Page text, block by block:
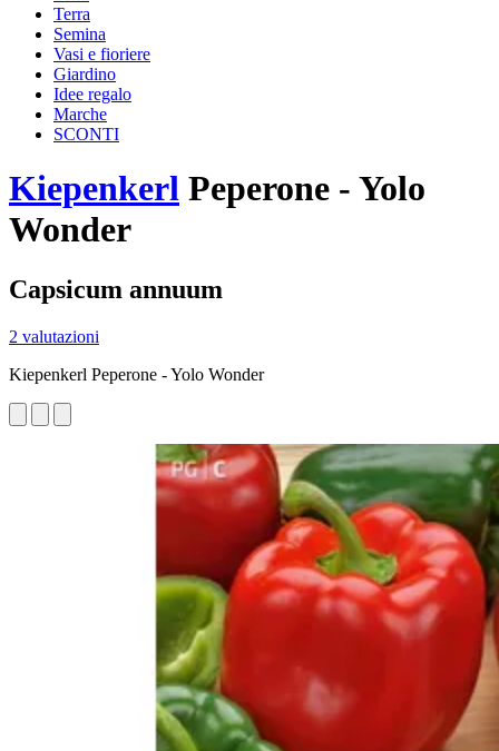
Terra
Semina
Vasi e fioriere
Giardino
Idee regalo
Marche
SCONTI
Kiepenkerl Peperone - Yolo
Wonder
Capsicum annuum
2 valutazioni
Kiepenkerl Peperone - Yolo Wonder